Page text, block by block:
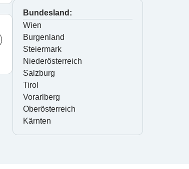
Bundesland:
Wien
Burgenland
Steiermark
Niederösterreich
Salzburg
Tirol
Vorarlberg
Oberösterreich
Kärnten